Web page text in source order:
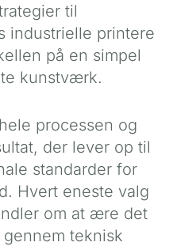
til
industrielle printere
på en simpel
kunstværk.
processen og
der lever op til
standarder for
Hvert eneste valg
om at ære det
teknisk